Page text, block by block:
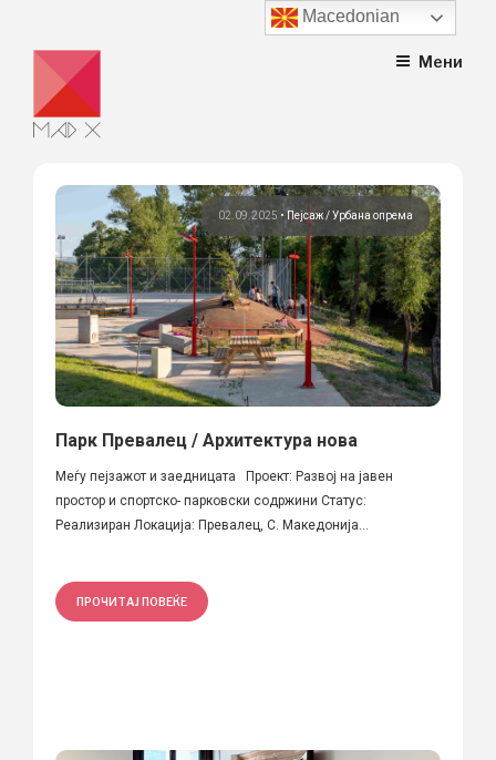
content
Мени
02.09.2025 •Пејсаж Урбана опрема
Парк Превалец / Архитектура нова
Меѓу пејзажот и заедницата Проект: Развој на јавен
простор и спортско- парковски содржини Статус:
Реализиран Локација: Превалец, С. Македонија...
ПРОЧИТАЈ ПОВЕЌЕ
Macedonian